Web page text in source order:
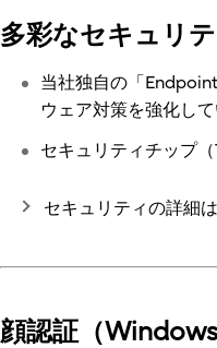
多彩なセキュリ
当社独自の「
ウェア対策を強化して
セキュリティチップ
セキュリティの詳細
顔認証（